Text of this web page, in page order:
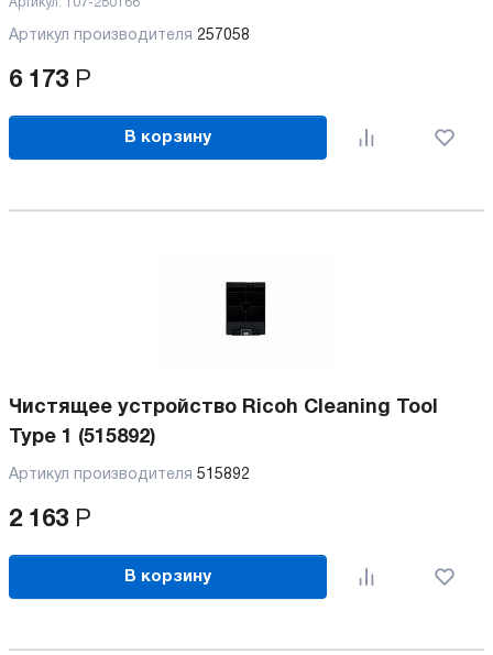
Артикул: 107-280166
Артикул производителя 257058
6 173 Р
В корзину
Чистящее устройство Ricoh Cleaning Tool
Type 1 (515892)
Артикул производителя 515892
2 163 Р
В корзину